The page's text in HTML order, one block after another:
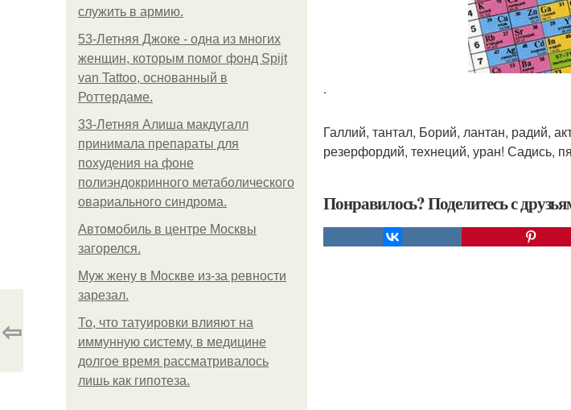
служить в армию.
53-Летняя Джоке - одна из многих
женщин, которым помог фонд Spijt
van Tattoo, основанный в
Роттердаме.
33-Летняя Алиша макдугалл
принимала препараты для
похудения на фоне
полиэндокринного метаболического
овариального синдрома.
Автомобиль в центре Москвы
загорелся.
Mуж жену в Москве из-за ревности
зарезал.
То, что татуировки влияют на
иммунную систему, в медицине
долгое время рассматривалось
лишь как гипотеза.
.
Галлий, тантал, Борий, лантан, радий,
резерфордий, технеций, уран! Садись,
Понравилось? Поделитесь с
⇦